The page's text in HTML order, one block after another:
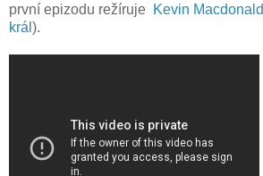
první epizodu režíruje Kevin Macdonald
král ).